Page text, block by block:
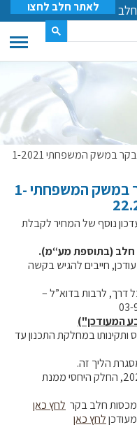
לאתר חלב לחצו
הליך העברת מכסות חלב בקר במשק המשפחתי 1-2021
הליך העברת מכסות חלב בקר במשק המשפחתי 1-
על עדכון נוסף של המחיר לקבלת
חייבים להגיש בקשה
דרך, לרבות בדוא”ל –
במחלקת התכנון עד
הליך זה.
תוספת מכסה לפי הליך זה, תהא לשנת 2021, החלק היחסי ממנת
מכסות חלב בקר לחץ כאן
לחץ כאן